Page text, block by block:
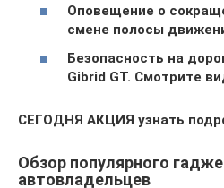
Оповещение о
смене полосы
Безопасность на
Gibrid GT. Смотрите
СЕГОДНЯ АКЦИЯ узнать
Обзор популярного
автовладельцев